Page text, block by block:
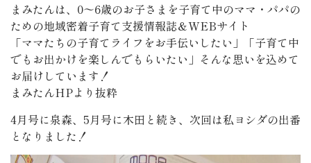
まみたんは、0〜6歳のお子さまを子育て中のママ・パパの
ための地域密着子育て支援情報誌＆WEBサイト
「ママたちの子育てライフをお手伝いしたい」「子育て中
でもお出かけを楽しんでもらいたい」そんな思いを込めて
お届けしています！
まみたんHPより抜粋
4月号に泉森、5月号に木田と続き、次回は私ヨシダの出番
となりました！